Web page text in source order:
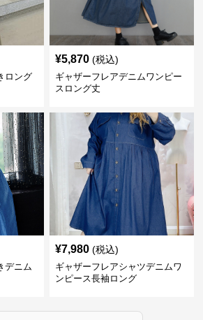
ロング
¥5,870 (税込)
ギャザーフレアデニムワンピー
スロング丈
デニム
¥7,980 (税込)
ギャザーフレアシャツデニムワ
ンピース長袖ロング